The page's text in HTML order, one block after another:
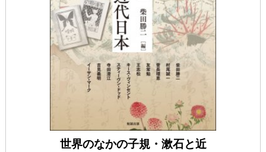
世界のなかの子規・漱石と近